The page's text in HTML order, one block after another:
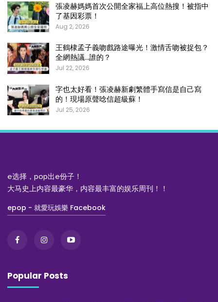
張凌赫媽媽首次公開全家福上高位熱搜！被指中
了基因彩票！
Aug 2, 2026
王鶴棣孟子義吻戲路途曝光！激情舌吻被捉包？
全網熱議…誰的？
Jul 22, 2026
字也太好看！張凌赫新劇繁體手寫信是自己寫
的！現場原聲唸信超級蘇！
Jul 25, 2026
e选择，pop出e份子！
大马史上内容最豪华，内容最丰富的娱乐周刊！！
epop - 就愛玩娛樂 Facebook
Popular Posts